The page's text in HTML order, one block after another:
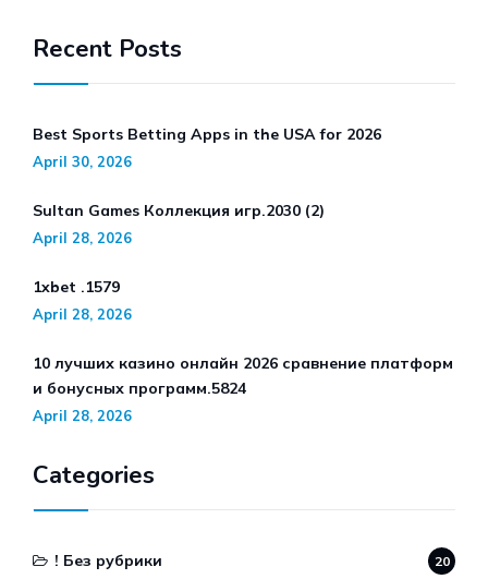
Recent Posts
Best Sports Betting Apps in the USA for 2026
April 30, 2026
Sultan Games Коллекция игр.2030 (2)
April 28, 2026
1xbet .1579
April 28, 2026
10 лучших казино онлайн 2026 сравнение платформ
и бонусных программ.5824
April 28, 2026
Categories
! Без рубрики 20